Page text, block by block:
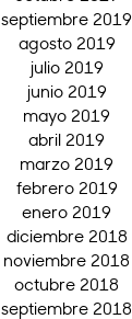
septiembre 2019
agosto 2019
julio 2019
junio 2019
mayo 2019
abril 2019
marzo 2019
febrero 2019
enero 2019
diciembre 2018
noviembre 2018
octubre 2018
septiembre 2018